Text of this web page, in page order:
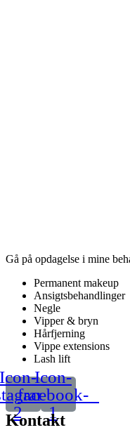
Gå på opdagelse i mine
Permanent makeup
Ansigtsbehandlinger
Negle
Vipper & bryn
Hårfjerning
Vippe extensions
Lash lift
Icon-
2
Icon-
facebook-
1
Kontakt